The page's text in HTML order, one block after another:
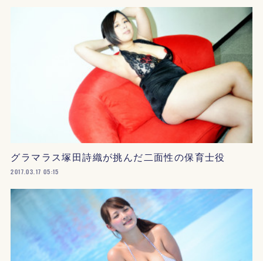
グラマラス塚田詩織が挑んだ二面性の保育士役
2017.03.17 05:15